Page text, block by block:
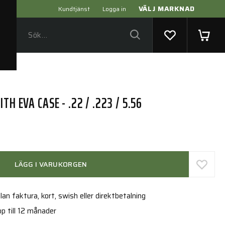
Kundtjänst Logga in VÄLJ MARKNAD
EVA CASE - .22 / .223 / 5.56
LÄGG I VARUKORGEN
faktura, kort, swish eller direktbetalning
till 12 månader